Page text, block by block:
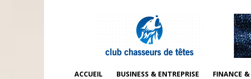
Club
chasseurs
de
têtes
ACCUEIL BUSINESS & ENTREPRISE FINANCE